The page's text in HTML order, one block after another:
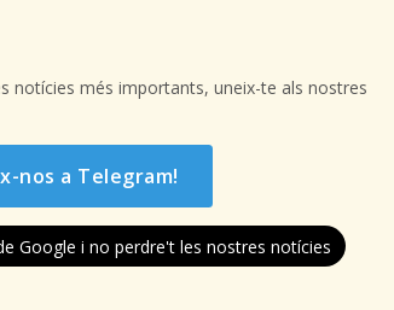
notícies més importants, uneix-te als nostres
nos a Telegram!
Google i no perdre't les nostres notícies